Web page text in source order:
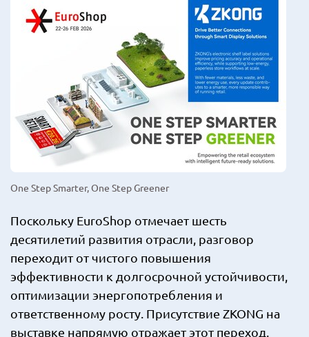
One Step Smarter, One Step Greener
Поскольку EuroShop отмечает шесть
десятилетий развития отрасли, разговор
переходит от чистого повышения
эффективности к долгосрочной устойчивости,
оптимизации энергопотребления и
ответственному росту. Присутствие ZKONG на
выставке напрямую отражает этот переход.